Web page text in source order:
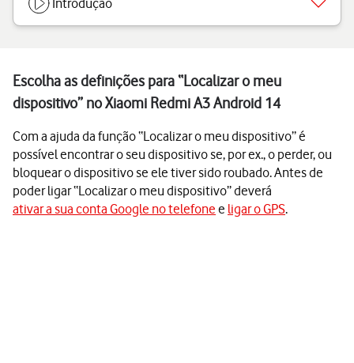
Introdução
Escolha as definições para “Localizar o meu
dispositivo” no Xiaomi Redmi A3 Android 14
Com a ajuda da função “Localizar o meu dispositivo” é
possível encontrar o seu dispositivo se, por ex., o perder, ou
bloquear o dispositivo se ele tiver sido roubado. Antes de
poder ligar “Localizar o meu dispositivo” deverá
ativar a sua conta Google no telefone e ligar o GPS.